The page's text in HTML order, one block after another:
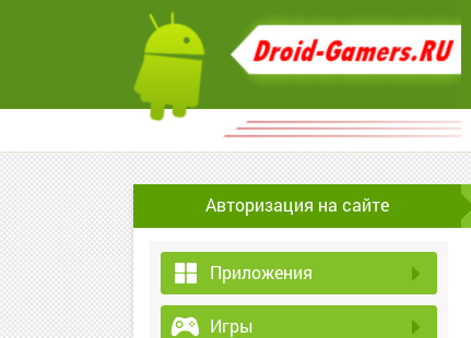
Авторизация на сайте
Приложения
Игры